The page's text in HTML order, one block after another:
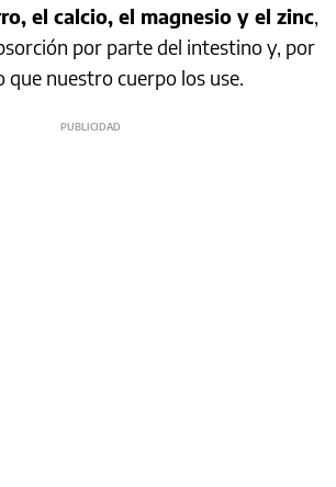
el calcio, el magnesio y el zinc,
por parte del intestino y, por
nuestro cuerpo los use.